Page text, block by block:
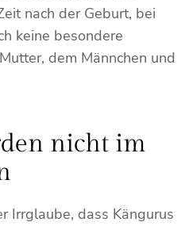
nach der Geburt, bei
keine besondere
dem Männchen und
nicht im
Irrglaube, dass Kängurus